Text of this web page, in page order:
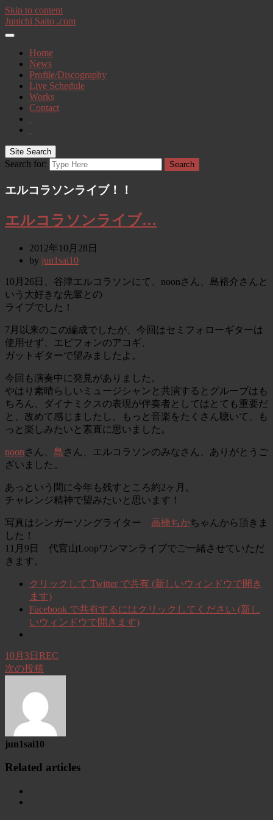
Skip to content
Junichi Saito .com
Home
News
Profile/Discography
Live Schedule
Works
Contact
Site Search
Search for: Search
エルコラソンライブ！！
エルコラソンライブ…
2012年10月28日
by jun1sai10
10月26日、谷津エルコラソンにて、noonさん、島裕介さんと
いう大好きな先輩との
ライブでした！
7月以来のこの編成でしたが、今回はセミフォローギターは
使用せず、エピフォンのアコギ、
ガットギターで望みましたよ。
今回も演奏中に発見がありました。
やはり素晴らしいミュージシャンと共演するとグルーブはも
ちろん、ダイナミクスの表現が伴奏者としてはとても重要だ
と、改めて感じましたし、もっと音楽をたくさん聴いて、も
っと楽しみたいと素直に思いました。
noonさん、 島さん、エルコラソンのみなさん、ありがとうご
ざいました。
あっという間に今年も残すところ約2ヶ月。
チャレンジ精神で望みたいと思います！
写真はシンガーソングライター 高橋ちかちゃんから頂きま
した！
11月9日 代官山Loopワンマンライブでご一緒させていただ
きます。
クリックして Twitter で共有 (新しいウィンドウで開き
ます)
Facebook で共有するにはクリックしてください (新し
いウィンドウで開きます)
10月3日REC
次の投稿
jun1sai10
Related articles